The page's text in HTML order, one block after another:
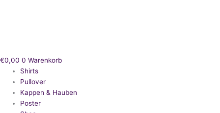
€0,00 0 Warenkorb
Shirts
Pullover
Kappen & Hauben
Poster